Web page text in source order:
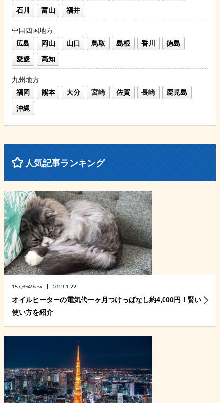
石川
富山 福井
中国四国地方
広島
岡山 山口 鳥取 島根 香川
徳島
愛媛
高知
九州地方
福岡
熊本 大分 宮崎 佐賀 長崎
鹿児島
沖縄
人気記事ランキング
157,654View 2019.1.22
オイルヒーターの電気代一ヶ月つけっぱなし約4,000円！賢い
使い方を紹介